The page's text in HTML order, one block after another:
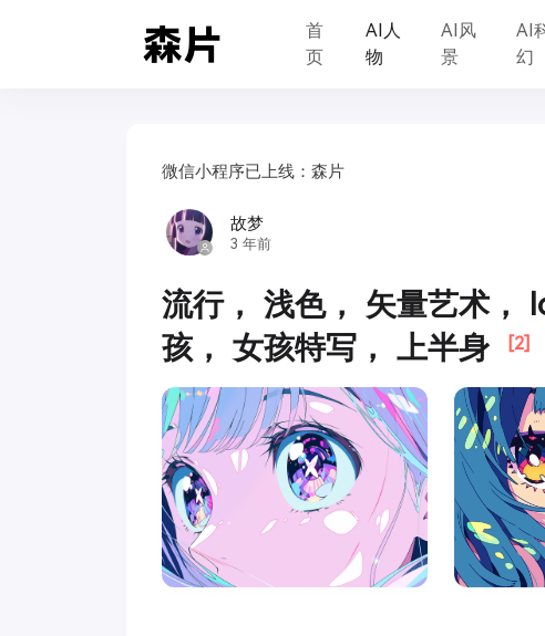
首
页
AI人
物
AI风
景
AI
幻
微信小程序已上线：森片
故梦
3 年前
流行， 浅色， 矢量艺术，
孩， 女孩特写， 上半身
[2]